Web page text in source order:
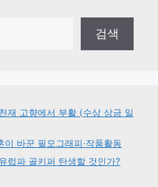
검색
재 고향에서 부활 (수상 상금 일
이 바꾼 필모그래피·작품활동
럽파 골키퍼 탄생할 것인가?